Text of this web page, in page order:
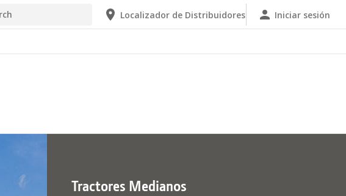
Localizador de Distribuidores Iniciar sesión
Tractores Medianos